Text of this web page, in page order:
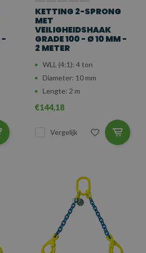
-
KETTING 2-SPRONG
MET
VEILIGHEIDSHAAK
GRADE 100 - Ø 10 MM -
2 METER
WLL (4:1): 4 ton
Diameter: 10 mm
Lengte: 2 m
€144,18
Vergelijk